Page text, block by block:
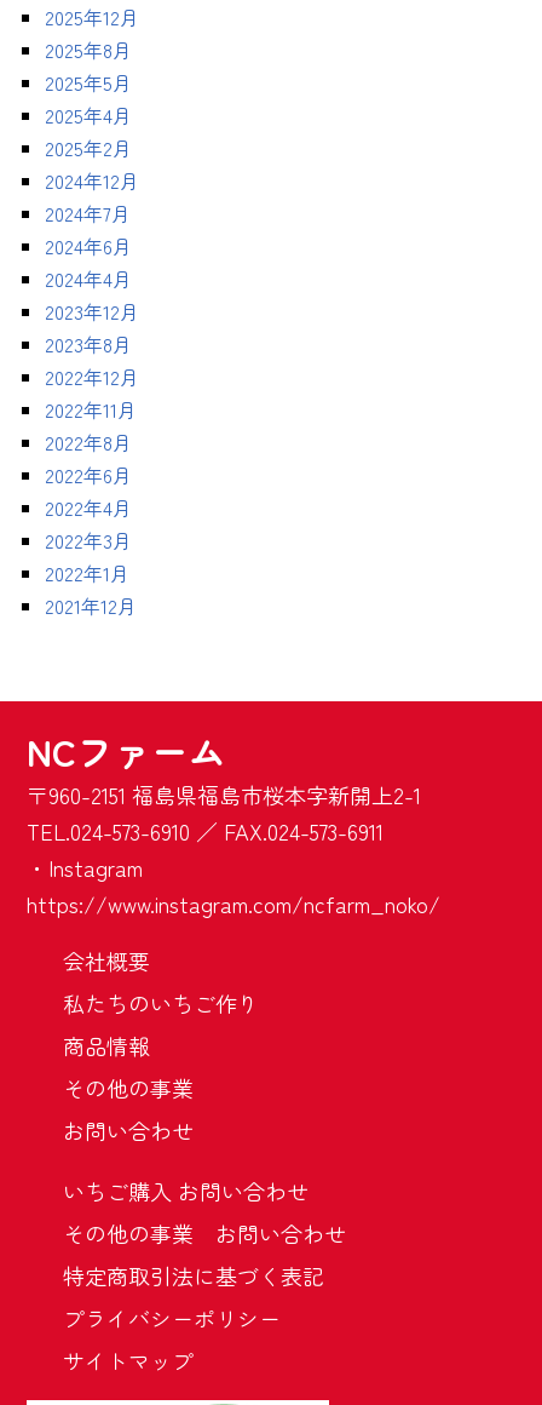
2025年12月
2025年8月
2025年5月
2025年4月
2025年2月
2024年12月
2024年7月
2024年6月
2024年4月
2023年12月
2023年8月
2022年12月
2022年11月
2022年8月
2022年6月
2022年4月
2022年3月
2022年1月
2021年12月
NCファーム
〒960-2151 福島県福島市桜本字新開上2-1
TEL.024-573-6910 ／ FAX.024-573-6911
・Instagram
https://www.instagram.com/ncfarm_noko/
会社概要
私たちのいちご作り
商品情報
その他の事業
お問い合わせ
いちご購入 お問い合わせ
その他の事業 お問い合わせ
特定商取引法に基づく表記
プライバシーポリシー
サイトマップ